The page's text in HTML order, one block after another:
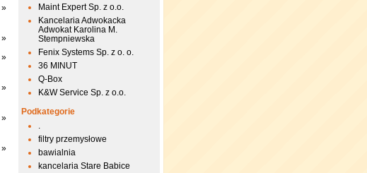
»
»
»
»
»
»
Maint Expert Sp. z o.o.
Kancelaria Adwokacka
Adwokat Karolina M.
Stempniewska
Fenix Systems Sp. z o. o.
36 MINUT
Q-Box
K&W Service Sp. z o.o.
Podkategorie
.
filtry przemysłowe
bawialnia
kancelaria Stare Babice